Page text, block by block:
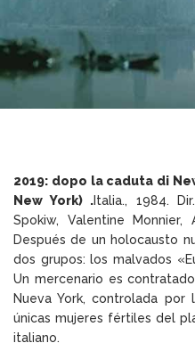
2019: dopo la caduta di
New York) . Italia., 1984.
Spokiw, Valentine Monnier,
Después de un holocausto
dos grupos: los malvados
Un mercenario es
Nueva York, controlada por
únicas mujeres fértiles del
italiano.